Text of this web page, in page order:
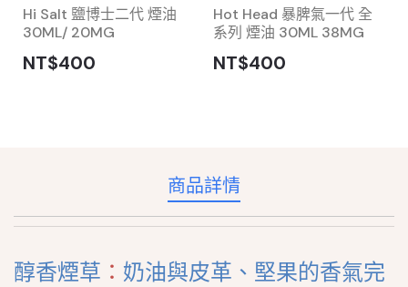
Hi Salt 鹽博士二代 煙油
30ML/ 20MG
NT$400
Hot Head 暴脾氣一代 全
系列 煙油 30ML 38MG
NT$400
商品詳情
醇香煙草 ： 奶油與皮革、堅果的香氣完